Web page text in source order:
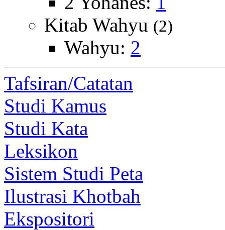
Kitab Wahyu (2)
Wahyu: 2
Tafsiran/Catatan
Studi Kamus
Studi Kata
Leksikon
Sistem Studi Peta
Ilustrasi Khotbah
Ekspositori